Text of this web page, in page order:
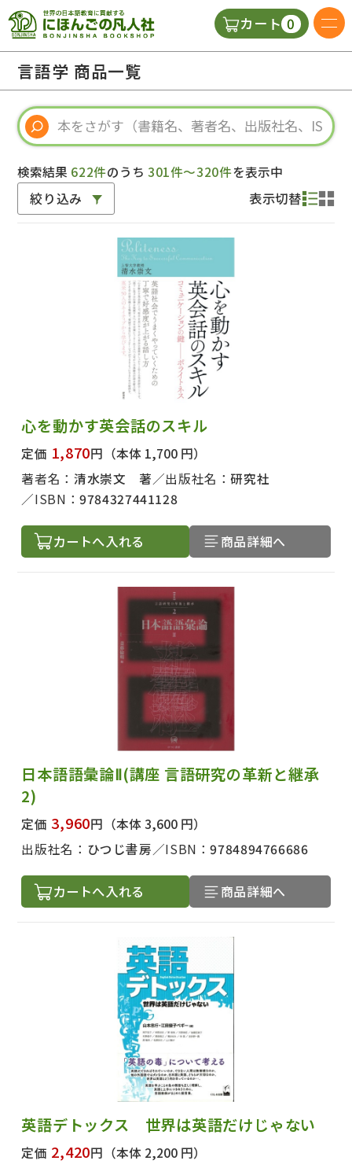
カート 0
視聴覚・補助教材
教師用参考書
言語学 商品一覧
検索結果 622件のうち 301件～320件を表示中
絞り込み 表示切替
心を動かす英会話のスキル
定価 1,870円 （本体 1,700 円）
著者名： 清水崇文 著 出版社名：研究社
ISBN：9784327441128
カートへ入れる 商品詳細へ
日本語語彙論Ⅱ(講座 言語研究の革新と継承
2)
定価 3,960円 （本体 3,600 円）
出版社名： ひつじ書房 ISBN：9784894766686
カートへ入れる 商品詳細へ
英語デトックス 世界は英語だけじゃない
定価 2,420円 （本体 2,200 円）